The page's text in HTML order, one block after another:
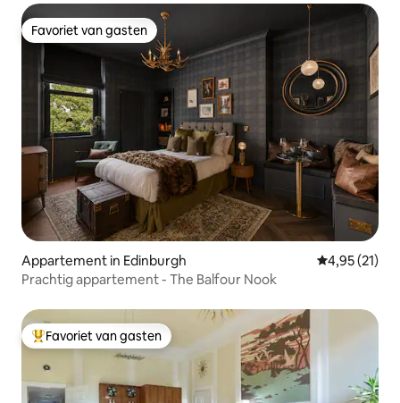
Favoriet van gasten
Favoriet van gasten
Appartement in Edinburgh Gemiddelde
4,95 (21)
Prachtig appartement - The Balfour Nook
Topfavoriet van gasten
Favoriet van gasten